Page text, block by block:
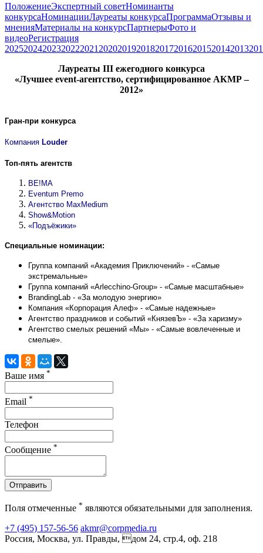
ПоложениеЭкспертный советНоминанты
конкурсаНоминацииЛауреаты конкурсаПрограммаОтзывы и
мненияМатериалы на конкурсПартнерыФото и
видеоРегистрация
20252024202320222021 20202019201820172016201520142013
Лауреаты III ежегодного конкурса
«Лучшее event-агентство, сертифицированное АКМР –
2012»
Гран-при конкурса
Компания Louder
Топ-пять агентств
BE!MA
Eventum Premo
Агентство MaxMedium
Show&Motion
«Подъёжики»
Специальные номинации:
Группа компаний «Академия Приключений» - «Самые
экстремальные»
Группа компаний «Arlecchino-Group» - «Самые масштабные»
BrandingLab - «За молодую энергию»
Компания «Корпорация Алеф» - «Самые надежные»
Агентство праздников и событий «КнязевЪ» - «За харизму»
Агентство смелых решений «Мы» - «Самые вовлеченные и
смелые».
Ваше имя *
Email *
Телефон
Сообщение *
Отправить
Поля отмеченные * являются обязательными для заполнения.
+7 (495) 157-56-56 akmr@corpmedia.ru
Россия, Москва, ул. Правды, дом 24, стр.4, оф. 218